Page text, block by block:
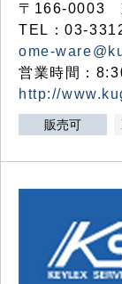
〒166-0003
TEL：03-
ome-
営業時間：
http://
販売可